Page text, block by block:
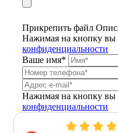
Прикрепить файл
Нажимая на кнопку вы
конфиденциальности
Ваше имя*
Нажимая на кнопку вы
конфиденциальности